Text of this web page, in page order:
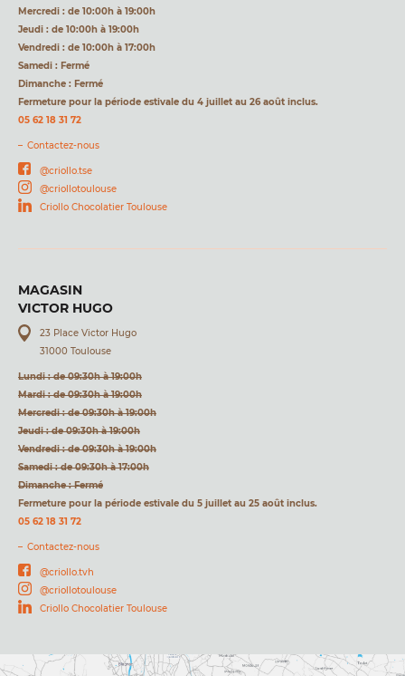
Mercredi : de 10:00h à 19:00h
Jeudi : de 10:00h à 19:00h
Vendredi : de 10:00h à 17:00h
Samedi : Fermé
Dimanche : Fermé
Fermeture pour la période estivale du 4 juillet au 26 août inclus.
05 62 18 31 72
Contactez-nous
@criollo.tse
@criollotoulouse
Criollo Chocolatier Toulouse
MAGASIN
VICTOR HUGO
23 Place Victor Hugo
31000 Toulouse
Lundi : de 09:30h à 19:00h
Mardi : de 09:30h à 19:00h
Mercredi : de 09:30h à 19:00h
Jeudi : de 09:30h à 19:00h
Vendredi : de 09:30h à 19:00h
Samedi : de 09:30h à 17:00h
Dimanche : Fermé
Fermeture pour la période estivale du 5 juillet au 25 août inclus.
05 62 18 31 72
Contactez-nous
@criollo.tvh
@criollotoulouse
Criollo Chocolatier Toulouse